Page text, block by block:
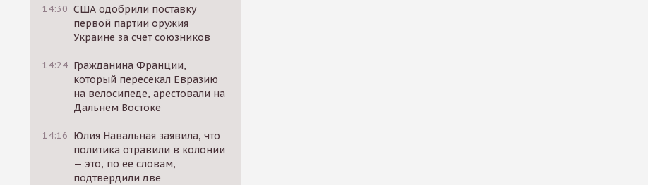
14:30 США одобрили поставку
первой партии оружия
Украине за счет союзников
14:24 Гражданина Франции,
который пересекал Евразию
на велосипеде, арестовали на
Дальнем Востоке
14:16 Юлия Навальная заявила, что
политика отравили в колонии
— это, по ее словам,
подтвердили две